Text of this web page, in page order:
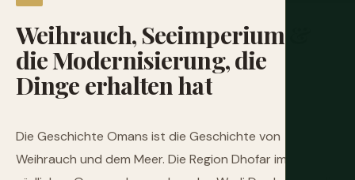
Weihrauch,Seeimperium
dieModernisierung,die
Dingeerhaltenhat
Die Geschichte Omans ist die Geschichte von
Weihrauch und dem Meer. Die Region Dhofar im